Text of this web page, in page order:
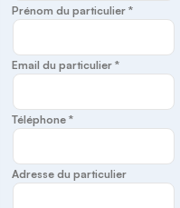
Prénom du particulier *
Email du particulier *
Téléphone *
Adresse du particulier